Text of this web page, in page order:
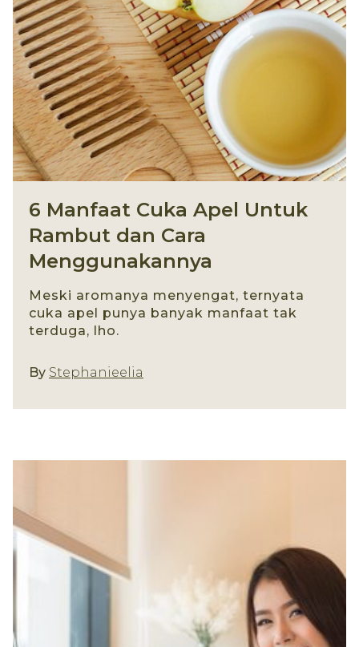
6 Manfaat Cuka Apel Untuk
Rambut dan Cara
Menggunakannya
Meski aromanya menyengat, ternyata
cuka apel punya banyak manfaat tak
terduga, lho.
By Stephanieelia